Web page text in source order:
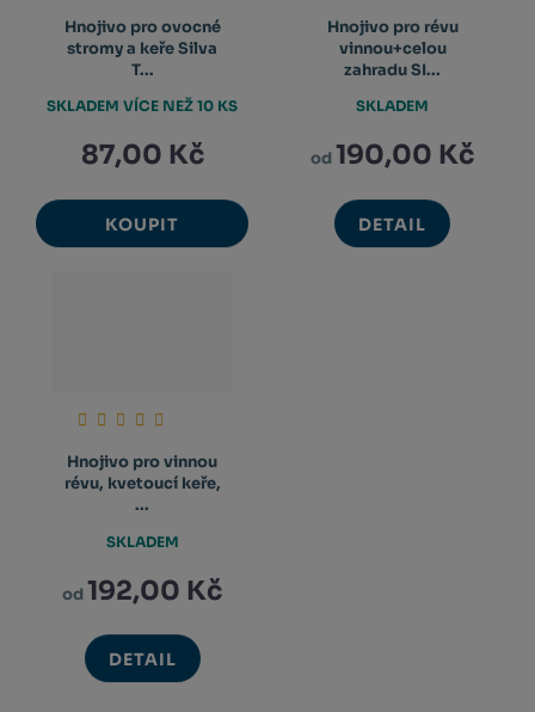
Hnojivo pro ovocné
stromy a keře Silva
T...
87,00 Kč
KOUPIT
SKLADEM VÍCE NEŽ 10 KS
Hnojivo pro révu
vinnou+celou
zahradu SI...
od 190,00 Kč
DETAIL
SKLADEM
Hnojivo pro vinnou
révu, kvetoucí keře,
...
od192,00 Kč
DETAIL
SKLADEM